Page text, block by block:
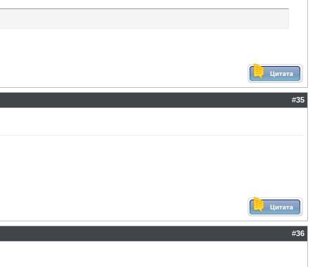
#35
#36